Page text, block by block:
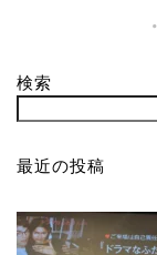
検索
最近の投稿